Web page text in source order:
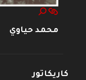
محمد حياوي
كاريكاتور